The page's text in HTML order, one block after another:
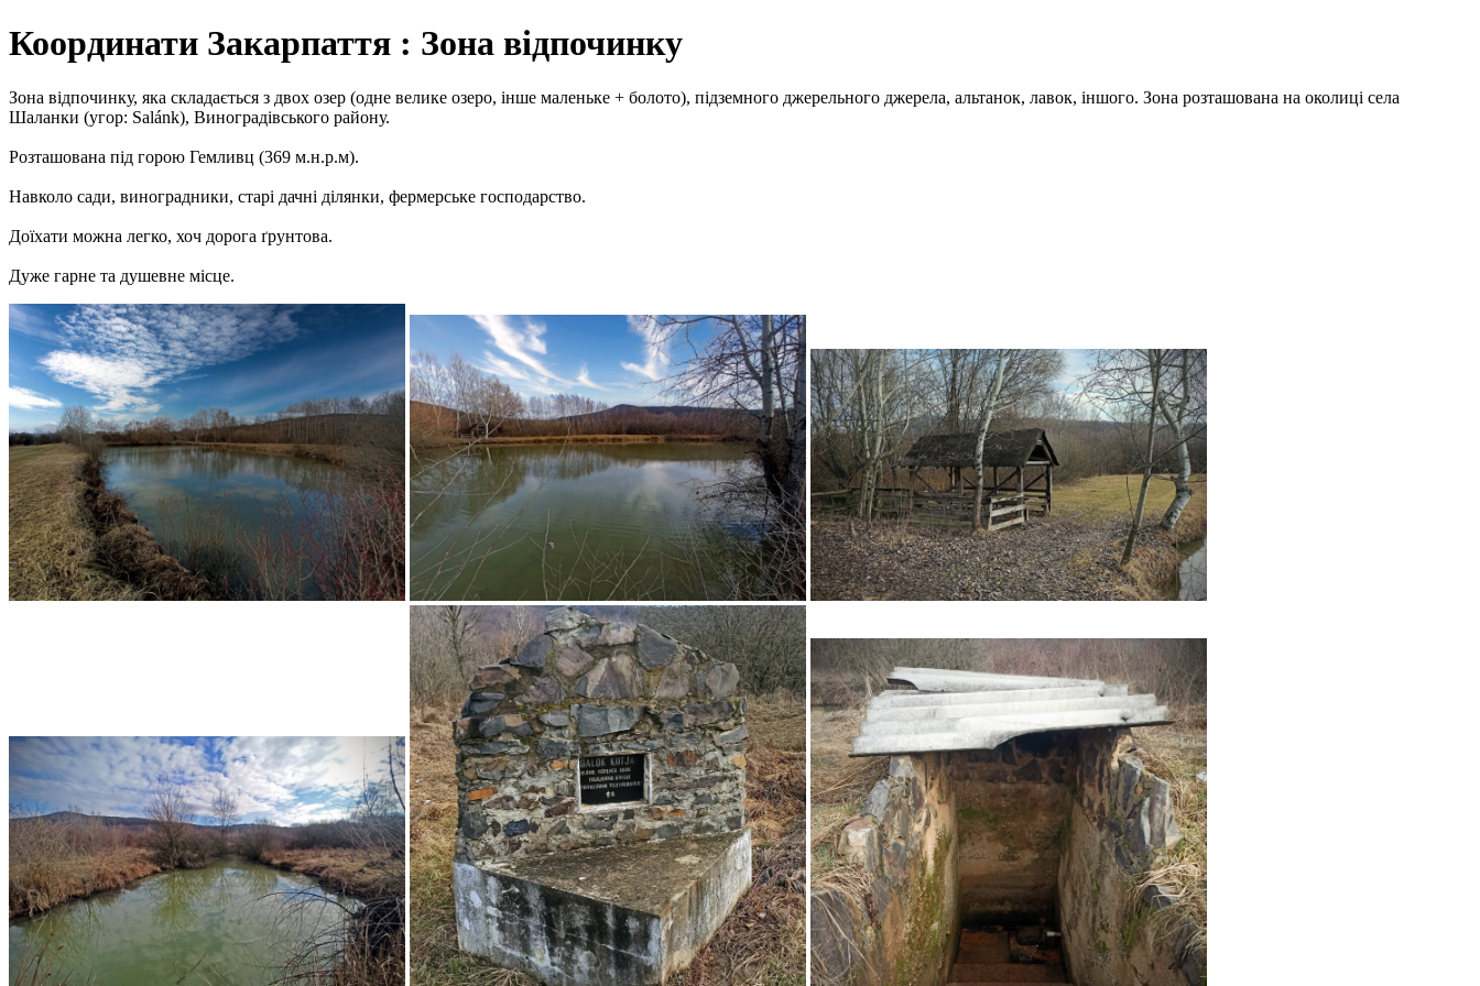
Координати Закарпаття : Зона відпочинку
Зона відпочинку, яка складається з двох озер (одне велике озеро, інше маленьке + болото), підземного джерельного джерела, альтанок, лавок, іншого. Зона розташована на околиці села
Шаланки (угор: Salánk), Виноградівського району.
Розташована під горою Гемливц (369 м.н.р.м).
Навколо сади, виноградники, старі дачні ділянки, фермерське господарство.
Доїхати можна легко, хоч дорога ґрунтова.
Дуже гарне та душевне місце.